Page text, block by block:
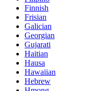
Finnish
Frisian
Galician
Georgian
Gujarati
Haitian
Hausa
Hawaiian
Hebrew